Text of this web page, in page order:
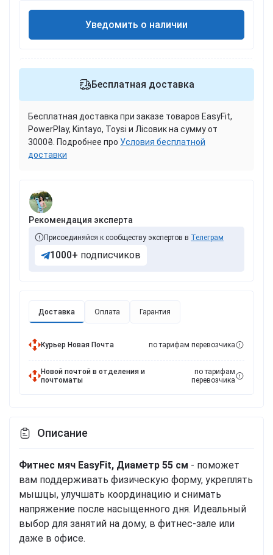
Доставка Оплата Гарантия
Курьер Новая Почта по тарифам перевозчика
Новой почтой в отделения и
почтоматы
по тарифам
перевозчика
Уведомить о наличии
Бесплатная доставка
Бесплатная доставка при заказе товаров EasyFit,
PowerPlay, Kintayo, Toysi и Лісовик на сумму от
3000₴. Подробнее про Условия бесплатной
доставки
Рекомендация эксперта
Присоединяйся к сообществу экспертов в Телеграм
1000+ подписчиков
Описание
Фитнес мяч EasyFit, Диаметр 55 см - поможет
вам поддерживать физическую форму, укреплять
мышцы, улучшать координацию и снимать
напряжение после насыщенного дня. Идеальный
выбор для занятий на дому, в фитнес-зале или
даже в офисе.